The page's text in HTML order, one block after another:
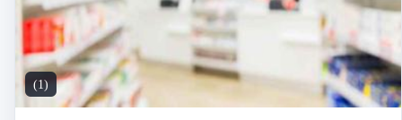
(1)